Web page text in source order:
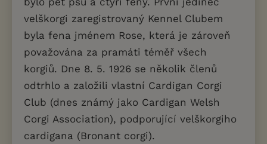
velškorgi zaregistrovaný Kennel Clubem
byla fena jménem Rose, která je zároveň
považována za pramáti téměř všech
korgiů. Dne 8. 5. 1926 se několik členů
odtrhlo a založili vlastní Cardigan Corgi
Club (dnes známý jako Cardigan Welsh
Corgi Association), podporující velškorgiho
cardigana (Bronant corgi).